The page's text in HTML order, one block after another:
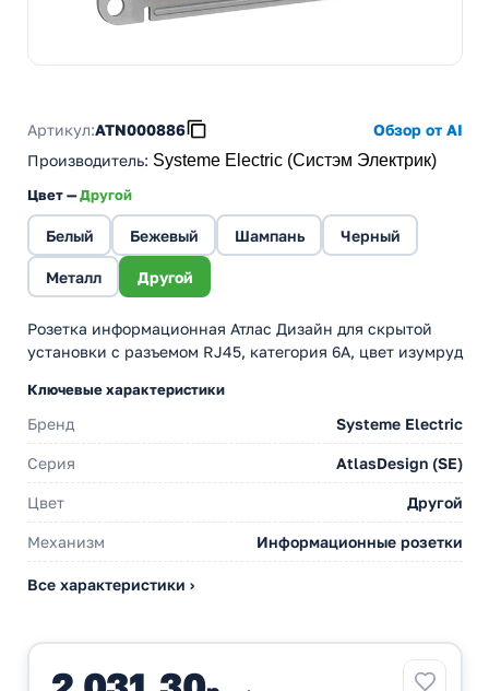
Артикул:ATN000886
Обзор от AI
Производитель: Systeme Electric (Систэм Электрик)
Цвет —Другой
Белый Бежевый Шампань Черный
Металл Другой
Розетка информационная Атлас Дизайн для скрытой
установки с разъемом RJ45, категория 6A, цвет изумруд
Ключевые характеристики
Бренд Systeme Electric
Серия AtlasDesign (SE)
Цвет Другой
Механизм Информационные розетки
Все характеристики ›